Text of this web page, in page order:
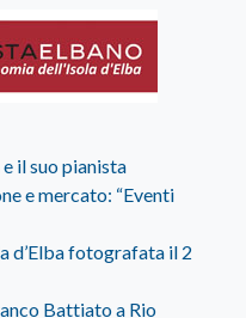
e il suo pianista
e mercato: “Eventi
d’Elba fotografata il 2
Battiato a Rio